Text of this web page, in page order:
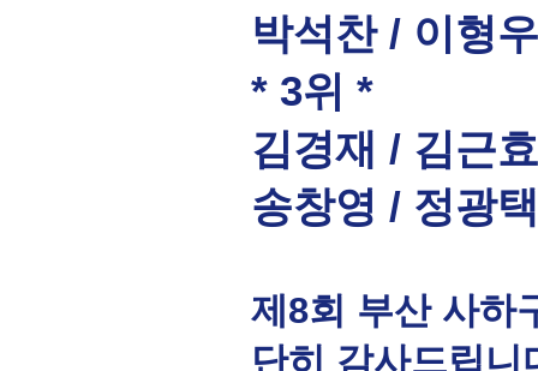
박석찬 / 이형
* 3위 *
김경재 / 김근
송창영 / 정광
제8회 부산 사하
단히 감사드립